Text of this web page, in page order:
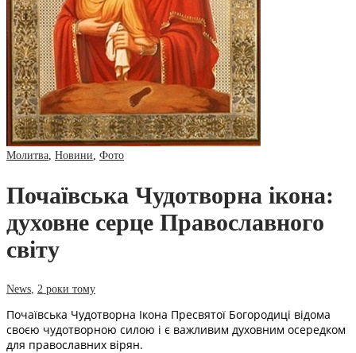
Молитва Новини Фото
Почаївська Чудотворна ікона:
духовне серце Православного
світу
News 2 роки тому
Почаївська Чудотворна Ікона Пресвятої Богородиці відома
своєю чудотворною силою і є важливим духовним осередком
для православних вірян.